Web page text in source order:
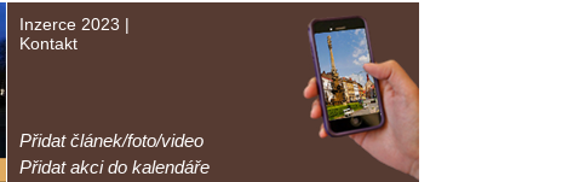
Inzerce 2023 |
Kontakt
Přidat článek/foto/video
Přidat akci do kalendáře